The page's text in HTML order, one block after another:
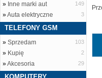
» Inne marki aut 149
»Auta elektryczne 3
TELEFONY GSM
» Sprzedam 103
» Kupię 2
»Akcesoria 29